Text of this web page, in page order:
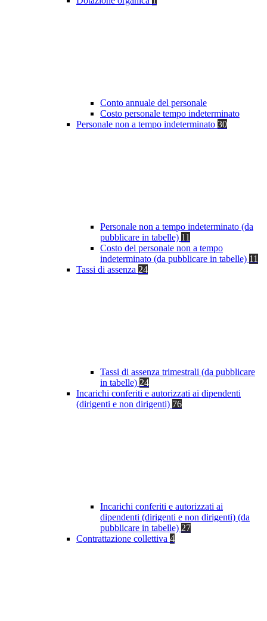
Conto annuale del personale
Costo personale tempo indeterminato
Personale non a tempo indeterminato 30
Personale non a tempo indeterminato (da
pubblicare in tabelle) 11
Costo del personale non a tempo
indeterminato (da pubblicare in tabelle) 11
Tassi di assenza 24
Tassi di assenza trimestrali (da pubblicare
in tabelle) 24
Incarichi conferiti e autorizzati ai dipendenti
(dirigenti e non dirigenti) 76
Incarichi conferiti e autorizzati ai
dipendenti (dirigenti e non dirigenti) (da
pubblicare in tabelle) 27
Contrattazione collettiva 4